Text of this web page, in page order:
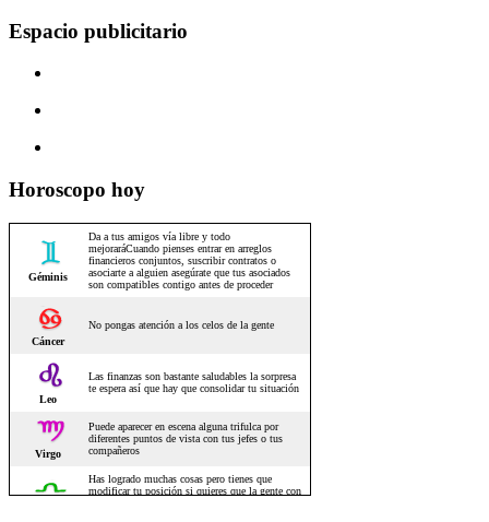
Espacio publicitario
Horoscopo hoy